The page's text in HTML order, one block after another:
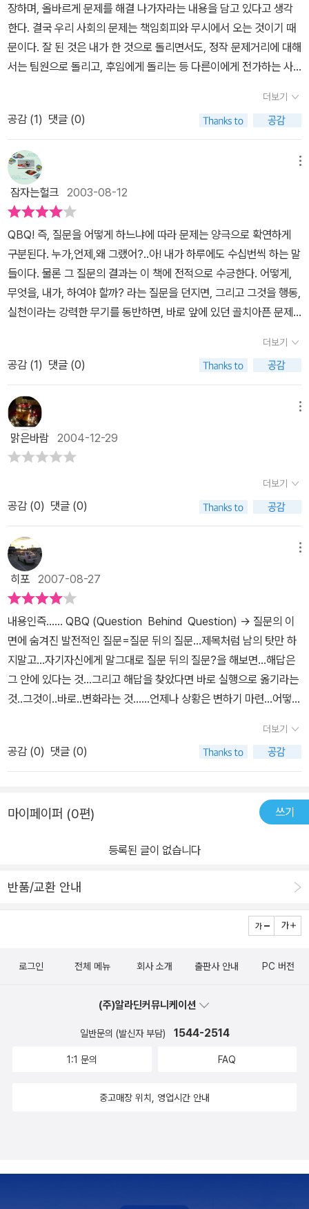
장하며, 올바르게 문제를 해결 나가자라는 내용을 담고 있다고 생각
한다. 결국 우리 사회의 문제는 책임회피와 무시에서 오는 것이기 때
문이다. 잘 된 것은 내가 한 것으로 돌리면서도, 정작 문제거리에 대해
서는 팀원으로 돌리고, 후임에게 돌리는 등 다른이에게 전가하는 사
는 것은 무엇인가”를 생각하고, 행동으로 옮기는 것이 중요하다. 이
책의 저자, 존 G. 밀러는 “QBQ(Question Behind Question는 개
인적으로도 매우 유용한 결과를 낳는다. QBQ를 실천하는 그 순간부
터 상황이 좋아질 뿐만 아니라 생활 자체도 더 즐거워진다. 그리고 개
인적인 책임을 실천하면 삶은 더욱 만족스럽고 풍요로워진다”라고
말한다. QBQ는 개인이 스스로의 책임을 다하도록 돕기 위해 오랫동
안 개발되고 다듬어진 효과적인 질문기법을 말한다. 발전적인 질문을
해야 발전적인 선택을 할 수 있다는 것이다. 해답은 바로 질문속에 또
한 들어있기 때문이다. 부서내에서도 팀간 의견을 달리하며 상대가
낸 의견이나 안을 무시해버리는 경우가 있다. 넓게 보면 같은 팀인데
도 말이다. 이런 것은 조직의 생명을 고갈시키는 것 말고는 달리 도움
되는 일이 없음을 저자는 강조한다. 우리끼리 싸울 때가 아니다. 상대
를 변화시킬려고 하는 노력보다, 내 스스로 변화하고자 하는 노력을
더 하라고 말한다. 남의 탓이 아니라, 결국 내 탓이라고 생각하고, 긍
의 책임의식’을 가져달라는 것이다.
더보기
공감 (1) 댓글 (0)
잠자는헐크 2003-08-12
QBQ! 즉, 질문을 어떻게 하느냐에 따라 문제는 양극으로 확연하게
구분된다. 누가,언제,왜 그랬어?..아! 내가 하루에도 수십번씩 하는 말
들이다. 물론 그 질문의 결과는 이 책에 전적으로 수긍한다. 어떻게,
무엇을, 내가, 하여야 할까? 라는 질문을 던지면, 그리고 그것을 행동,
실천이라는 강력한 무기를 동반하면, 바로 앞에 있던 골치아픈 문제
필요로 한다. 한번 책을 읽었다고 해서, ,이러한 것이 습관화되지는 않
는다. 행동으로 습관화시켜야 한다. 책을 두번 읽는다고? 그렇게 해
도 결과는 마찬가지.단지 아는것으로 끝날 공산이 크다. 매 상황을 차
분이 돌이켜보고, 생각해보라. 그리고 행동해보라. 그리고 돌이켜보
라. 결국은 내가 무엇을 어떻게 실천해보았기 때문에 잘되었든지 못
되었든지 하는결과가 나올 것이다.
더보기
공감 (1) 댓글 (0)
맑은바람 2004-12-29
더보기
공감 (0) 댓글 (0)
히포 2007-08-27
내용인즉...... QBQ (Question Behind Question) -> 질문의 이
면에 숨겨진 발전적인 질문=질문 뒤의 질문...제목처럼 남의 탓만 하
지말고...자기자신에게 말그대로 질문 뒤의 질문?을 해보면...해답은
그 안에 있다는 것...그리고 해답을 찾았다면 바로 실행으로 옮기라는
것..그것이..바로..변화라는 것......언제나 상황은 변하기 마련...어떻해
던져보라는 것... 글쎄...좀 어렵긴 하다....그래도 맞는 말인듯...근데...
좀 나에겐 어려운 책~~^^;;...
더보기
공감 (0) 댓글 (0)
마이페이퍼 (0편) 쓰기
등록된 글이 없습니다
반품/교환 안내
로그인 전체 메뉴 회사 소개 출판사 안내 PC 버전
(주)알라딘커뮤니케이션
일반문의 (발신자 부담) 1544-2514
1:1 문의 FAQ
중고매장 위치, 영업시간 안내